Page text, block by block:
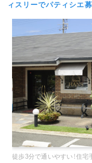
ィスリーでパティシエ募
徒歩3分で通いやすい！住宅